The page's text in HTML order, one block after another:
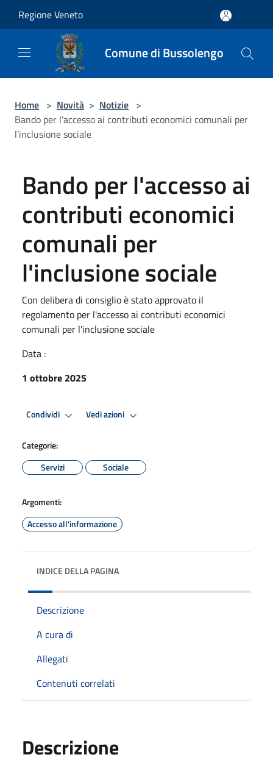
Regione Veneto
Comune di Bussolengo
Home > Novità > Notizie >
Bando per l'accesso ai contributi economici comunali per
l'inclusione sociale
Bando per l'accesso ai
contributi economici
comunali per
l'inclusione sociale
Con delibera di consiglio è stato approvato il
regolamento per l'accesso ai contributi economici
comunali per l'inclusione sociale
Data :
1 ottobre 2025
Condividi Vedi azioni
Categorie:
Servizi
Sociale
Argomenti:
Accesso all'informazione
INDICE DELLA PAGINA
Descrizione
A cura di
Allegati
Contenuti correlati
Descrizione